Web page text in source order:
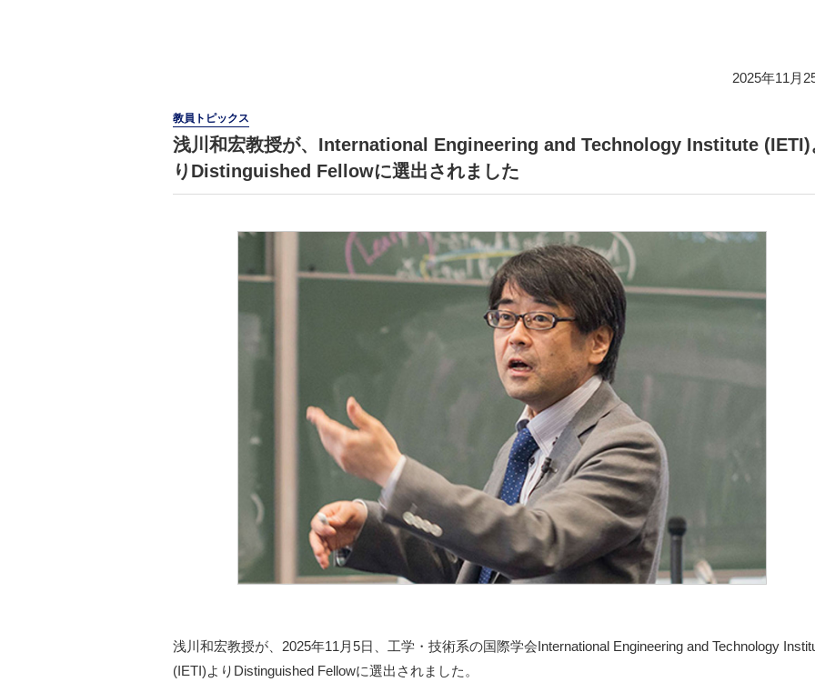
2025年11月
教員トピックス
浅川和宏教授が、International Engineering and Technology Institute (IETI)
りDistinguished Fellowに選出されました
浅川和宏教授が、2025年11月5日、工学・技術系の国際学会International Engineering and Technology
(IETI)よりDistinguished Fellowに選出されました。
施
各